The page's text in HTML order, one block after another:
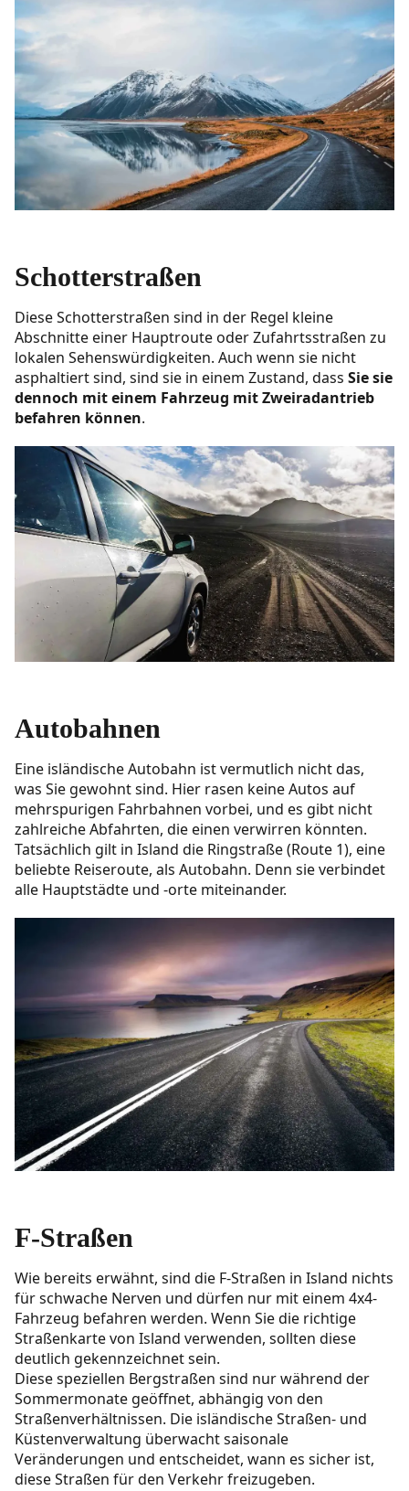
Schotterstraßen
Diese Schotterstraßen sind in der Regel kleine
Abschnitte einer Hauptroute oder Zufahrtsstraßen zu
lokalen Sehenswürdigkeiten. Auch wenn sie nicht
asphaltiert sind, sind sie in einem Zustand, dass Sie sie
dennoch mit einem Fahrzeug mit Zweiradantrieb
befahren können.
Autobahnen
Eine isländische Autobahn ist vermutlich nicht das,
was Sie gewohnt sind. Hier rasen keine Autos auf
mehrspurigen Fahrbahnen vorbei, und es gibt nicht
zahlreiche Abfahrten, die einen verwirren könnten.
Tatsächlich gilt in Island die Ringstraße (Route 1), eine
beliebte Reiseroute, als Autobahn. Denn sie verbindet
alle Hauptstädte und -orte miteinander.
F-Straßen
Wie bereits erwähnt, sind die F-Straßen in Island nichts
für schwache Nerven und dürfen nur mit einem 4x4-
Fahrzeug befahren werden. Wenn Sie die richtige
Straßenkarte von Island verwenden, sollten diese
deutlich gekennzeichnet sein.
Diese speziellen Bergstraßen sind nur während der
Sommermonate geöffnet, abhängig von den
Straßenverhältnissen. Die isländische Straßen- und
Küstenverwaltung überwacht saisonale
Veränderungen und entscheidet, wann es sicher ist,
diese Straßen für den Verkehr freizugeben.